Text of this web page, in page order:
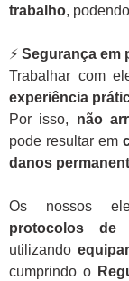
trabalho,
⚡ Segurança em
Trabalhar com
experiência
Por isso, não
pode resultar em
danos
Os nossos
protocolos de
utilizando
cumprindo o